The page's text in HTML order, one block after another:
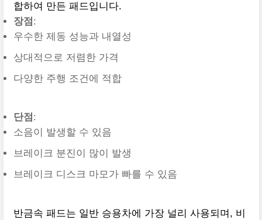
합하여 만든 패드입니다.
장점 :
우수한 제동 성능과 내열성
상대적으로 저렴한 가격
다양한 주행 조건에 적합
단점 :
소음이 발생할 수 있음
브레이크 분진이 많이 발생
브레이크 디스크 마모가 빠를 수 있음
반금속 패드는 일반 승용차에 가장 널리 사용되며, 비